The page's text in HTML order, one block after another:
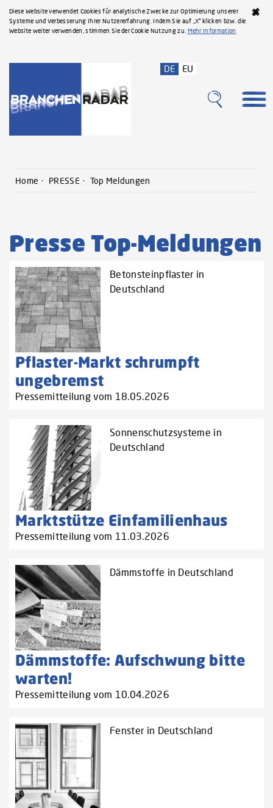
Diese Website verwendet Cookies für analytische Zwecke zur Optimierung unserer
Systeme und Verbesserung Ihrer Nutzererfahrung. Indem Sie auf „X“ klicken bzw. die
Website weiter verwenden, stimmen Sie der Cookie Nutzung zu. Mehr Information
DE EU
Home PRESSE Top Meldungen
Presse Top-Meldungen
Betonsteinpflaster in
Deutschland
Pflaster-Markt schrumpft
ungebremst
Pressemitteilung vom 18.05.2026
Sonnenschutzsysteme in
Deutschland
Marktstütze Einfamilienhaus
Pressemitteilung vom 11.03.2026
Dämmstoffe in Deutschland
Dämmstoffe: Aufschwung bitte
warten!
Pressemitteilung vom 10.04.2026
Fenster in Deutschland